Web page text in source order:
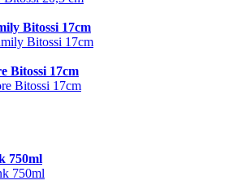
Bitossi 17cm
Bitossi 17cm
750ml